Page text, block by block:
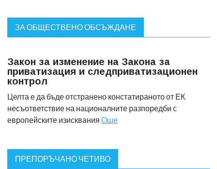
ЗА ОБЩЕСТВЕНО ОБСЪЖДАНЕ
Закон за изменение на Закона за
приватизация и следприватизационен
контрол
Целта е да бъде отстранено констатираното от ЕК
несъответствие на националните разпоредби с
европейските изисквания Още
ПРЕПОРЪЧАНО ЧЕТИВО